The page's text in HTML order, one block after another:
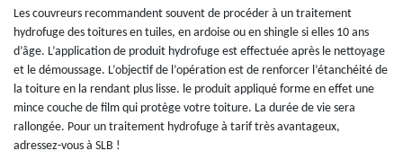
Les couvreurs recommandent souvent de procéder à un traitement
hydrofuge des toitures en tuiles, en ardoise ou en shingle si elles 10 ans
d’âge. L’application de produit hydrofuge est effectuée après le nettoyage
et le démoussage. L’objectif de l’opération est de renforcer l’étanchéité de
la toiture en la rendant plus lisse. le produit appliqué forme en effet une
mince couche de film qui protège votre toiture. La durée de vie sera
rallongée. Pour un traitement hydrofuge à tarif très avantageux,
adressez-vous à SLB !